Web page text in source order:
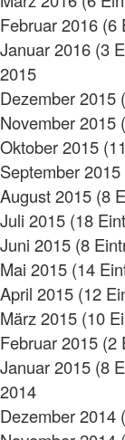
Februar 2016 (6
Januar 2016 (3
2015
Dezember 2015
November 2015
Oktober 2015
September
August 2015 (8
Juli 2015 (18
Juni 2015 (8
Mai 2015 (14
April 2015 (12
März 2015 (10
Februar 2015 (2
Januar 2015 (8
2014
Dezember 2014